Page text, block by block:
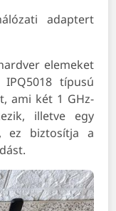
adaptert
elemeket
típusú
ami két 1 GHz-
illetve egy
ez biztosítja a